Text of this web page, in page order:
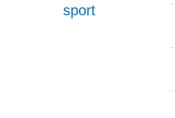
sport